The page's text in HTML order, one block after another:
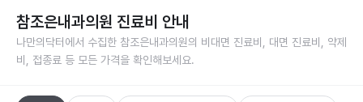
참조은내과의원 진료비 안내
나만의닥터에서 수집한 참조은내과의원의 비대면 진료비, 대면 진료비, 약제
비, 접종료 등 모든 가격을 확인해보세요.